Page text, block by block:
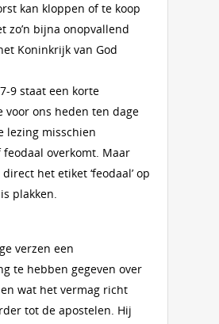
kan kloppen of te koop
zo’n bijna onopvallend
Koninkrijk van God
9 staat een korte
voor ons heden ten dage
lezing misschien
overkomt. Maar
het etiket ‘feodaal’ op
plakken.
verzen een
te hebben gegeven over
wat het vermag richt
tot de apostelen. Hij